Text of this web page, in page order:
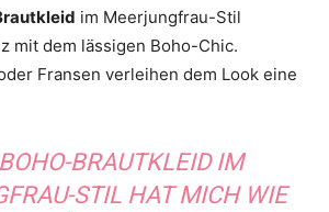
im Meerjungfrau-Stil
mit dem lässigen Boho-Chic.
Fransen verleihen dem Look eine
BRAUTKLEID IM
STIL HAT MICH WIE